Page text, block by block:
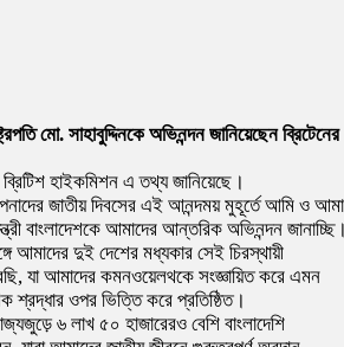
মো. সাহাবুদ্দিনকে অভিনন্দন জা‌নিয়েছেন ব্রিটেনের
ব্রিটিশ হাইকমিশন এ তথ্য জানিয়েছে।
জাতীয় দিবসের এই আনন্দময় মুহূর্তে আমি ও
বাংলাদেশকে আমাদের আন্তরিক অভিনন্দন
আমাদের দুই দেশের মধ্যকার সেই চিরস্থায়ী
যা আমাদের কমনওয়েলথকে সংজ্ঞায়িত করে এমন
শ্রদ্ধার ওপর ভিত্তি করে প্রতিষ্ঠিত।
৬ লাখ ৫০ হাজারেরও বেশি বাংলাদেশি